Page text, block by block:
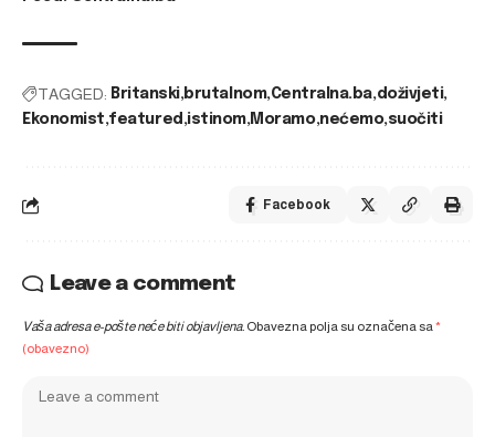
TAGGED: Britanski brutalnom Centralna.ba doživjeti
Ekonomist featured istinom Moramo nećemo suočiti
Facebook
Leave a comment
Vaša adresa e-pošte neće biti objavljena. Obavezna polja su označena sa*
(obavezno)